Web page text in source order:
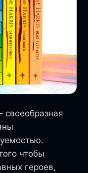
своеобразная
чтобы
героев,